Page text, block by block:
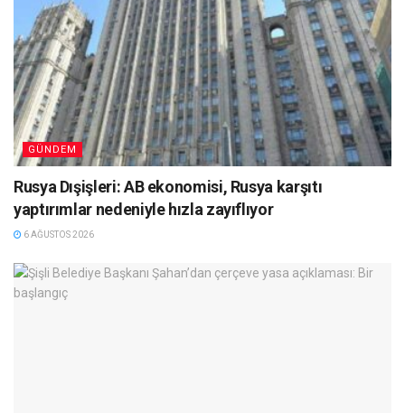
GÜNDEM
Rusya Dışişleri: AB ekonomisi, Rusya karşıtı
yaptırımlar nedeniyle hızla zayıflıyor
6 AĞUSTOS 2026